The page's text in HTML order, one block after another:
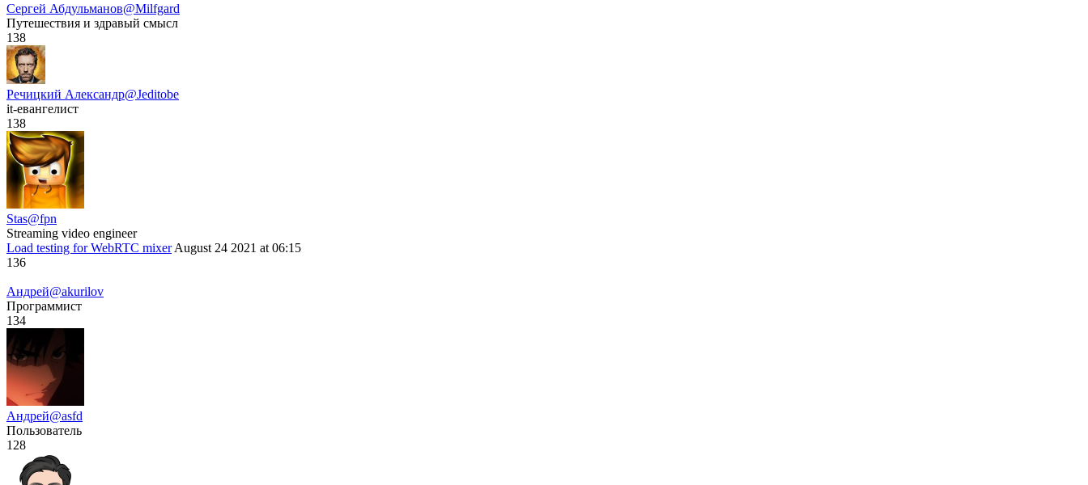
Сергей Абдульманов@Milfgard
Путешествия и здравый смысл
138
Речицкий Александр@Jeditobe
it-евангелист
138
Stas@fpn
Streaming video engineer
Load testing for WebRTC mixerAugust 24 2021 at 06:15
136
Андрей@akurilov
Программист
134
Андрей@asfd
Пользователь
128